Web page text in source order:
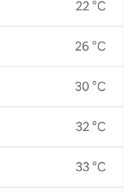
22 °C
26 °C
30 °C
32 °C
33 °C